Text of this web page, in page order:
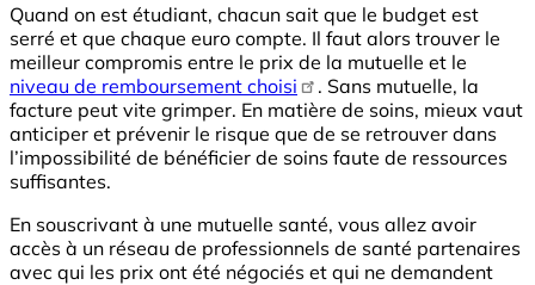
Quand on est étudiant, chacun sait que le budget est
serré et que chaque euro compte. Il faut alors trouver le
meilleur compromis entre le prix de la mutuelle et le
niveau de remboursement choisi
. Sans mutuelle, la
facture peut vite grimper. En matière de soins, mieux vaut
anticiper et prévenir le risque que de se retrouver dans
l’impossibilité de bénéficier de soins faute de ressources
suffisantes.
En souscrivant à une mutuelle santé, vous allez avoir
accès à un réseau de professionnels de santé partenaires
avec qui les prix ont été négociés et qui ne demandent